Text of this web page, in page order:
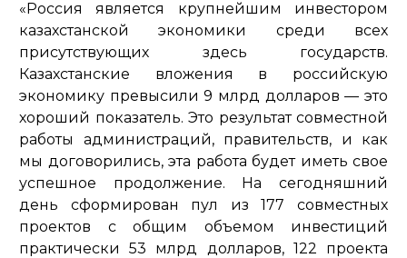
«Россия является крупнейшим инвестором
казахстанской экономики среди всех
присутствующих здесь государств.
Казахстанские вложения в российскую
экономику превысили 9 млрд долларов — это
хороший показатель. Это результат совместной
работы администраций, правительств, и как
мы договорились, эта работа будет иметь свое
успешное продолжение. На сегодняшний
день сформирован пул из 177 совместных
проектов с общим объемом инвестиций
практически 53 млрд долларов, 122 проекта